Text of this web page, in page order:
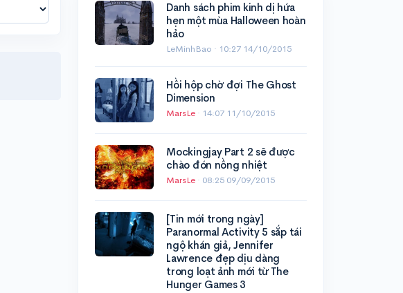
Danh sách phim kinh dị hứa
hẹn một mùa Halloween hoàn
hảo
LeMinhBao · 10:27 14/10/2015
Hồi hộp chờ đợi The Ghost
Dimension
MarsLe · 14:07 11/10/2015
Mockingjay Part 2 sẽ được
chào đón nồng nhiệt
MarsLe · 08:25 09/09/2015
[Tin mới trong ngày]
Paranormal Activity 5 sắp tái
ngộ khán giả, Jennifer
Lawrence đẹp dịu dàng
trong loạt ảnh mới từ The
Hunger Games 3